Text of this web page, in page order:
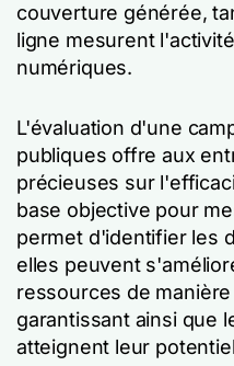
couverture générée,
ligne mesurent
numériques.
L'évaluation d'une
publiques offre aux
précieuses sur
base objective pour
permet d'identifier les
elles peuvent
ressources de
garantissant ainsi que
atteignent leur